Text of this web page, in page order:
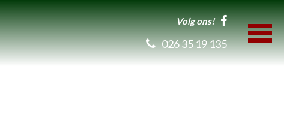
Volg ons!
026 35 19 135